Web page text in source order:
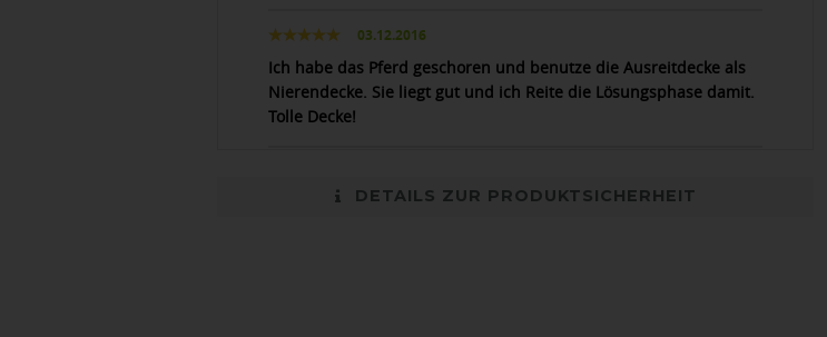
03.12.2016
Ich habe das Pferd geschoren und benutze die Ausreitdecke als
Nierendecke. Sie liegt gut und ich Reite die Lösungsphase damit.
Tolle Decke!
DETAILS ZUR PRODUKTSICHERHEIT